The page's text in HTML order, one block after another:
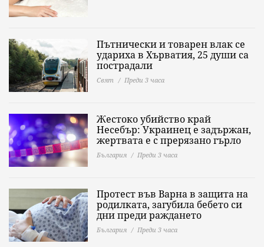
Пътнически и товарен влак се
удариха в Хърватия, 25 души са
пострадали
Свят Преди 3 часа
Жестоко убийство край
Несебър: Украинец е задържан,
жертвата е с прерязано гърло
България Преди 3 часа
Протест във Варна в защита на
родилката, загубила бебето си
дни преди раждането
България Преди 3 часа